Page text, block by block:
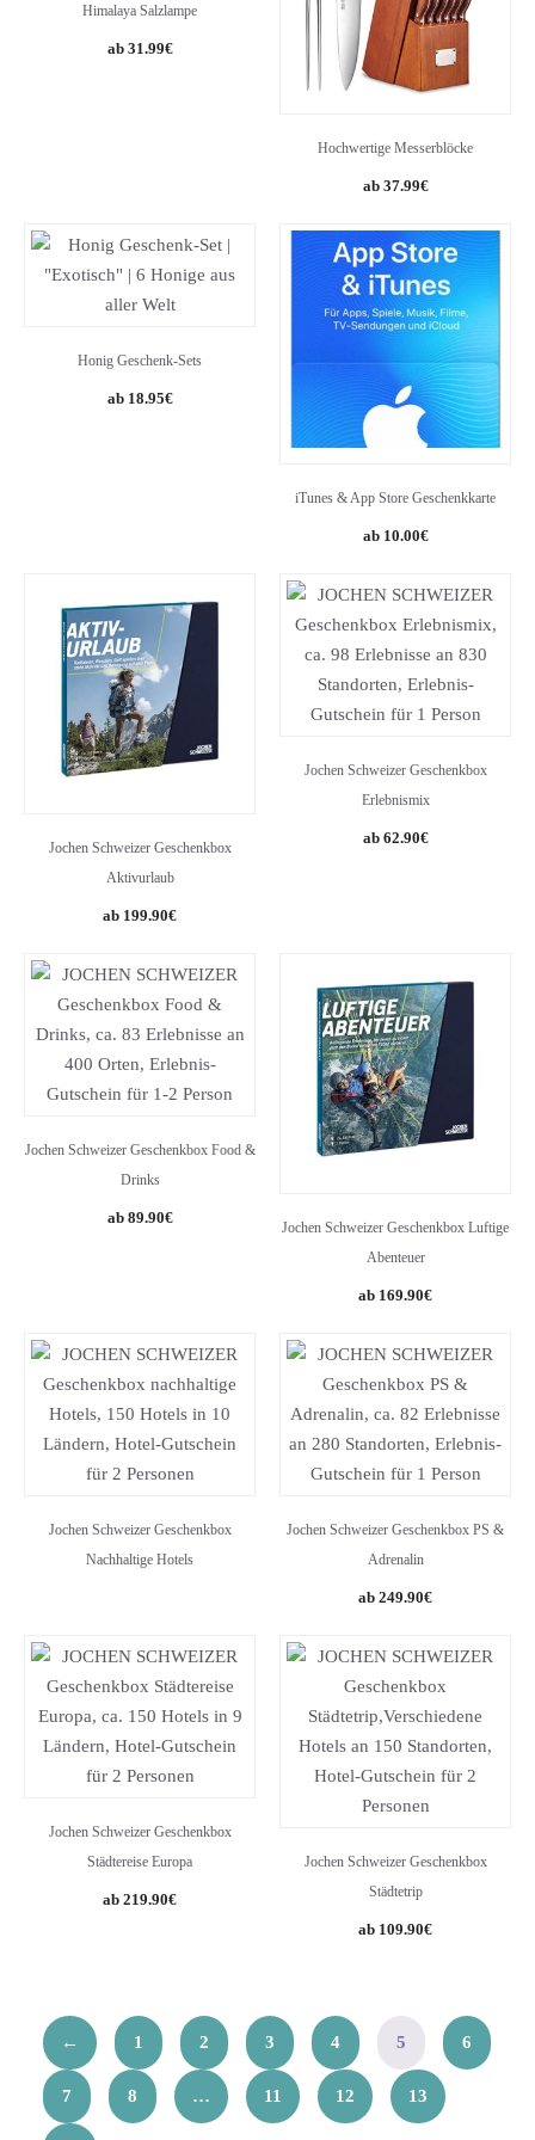
Himalaya Salzlampe
31.99€
Hochwertige Messerblöcke
37.99€
Honig Geschenk-Sets
18.95€
iTunes & App Store Geschenkkarte
10.00€
Jochen Schweizer Geschenkbox
Aktivurlaub
199.90€
Jochen Schweizer Geschenkbox
Erlebnismix
62.90€
Jochen Schweizer Geschenkbox Food &
Drinks
89.90€
Jochen Schweizer Geschenkbox Luftige
Abenteuer
169.90€
Jochen Schweizer Geschenkbox
Nachhaltige Hotels
Jochen Schweizer Geschenkbox PS &
Adrenalin
249.90€
Jochen Schweizer Geschenkbox
Städtereise Europa
219.90€
Jochen Schweizer Geschenkbox
Städtetrip
109.90€
← 1 2 3 4 5 6
7 8 … 11 12 13